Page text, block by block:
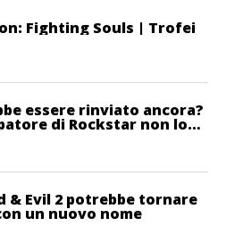
Fighting Souls | Trofei
essere rinviato ancora?
di Rockstar non lo
& Evil 2 potrebbe tornare
un nuovo nome